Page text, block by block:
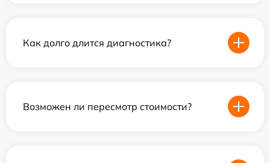
Как долго длится диагностика?
Возможен ли пересмотр стоимости?